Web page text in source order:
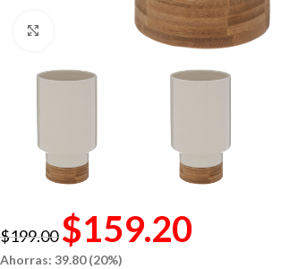
Click to enlarge
$199.00 $159.20
Ahorras: 39.80 (20%)